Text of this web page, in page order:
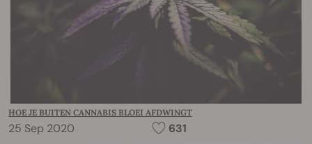
HOE JE BUITEN CANNABIS BLOEI AFDWINGT
25 Sep 2020 631